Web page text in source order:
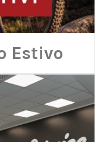
Estivo